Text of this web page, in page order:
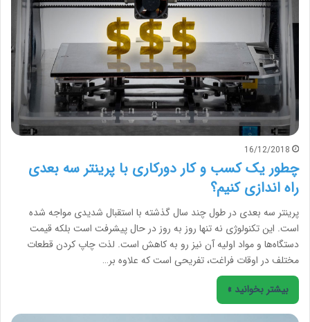
16/12/2018
چطور یک کسب و کار دورکاری با پرینتر سه بعدی
راه اندازی کنیم؟
پرینتر سه بعدی در طول چند سال گذشته با استقبال شدیدی مواجه شده
است. این تکنولوژی نه تنها روز به روز در حال پیشرفت است بلکه قیمت
دستگاه‌ها و مواد اولیه آن نیز رو به کاهش است. لذت چاپ کردن قطعات
مختلف در اوقات فراغت، تفریحی است که علاوه بر…
بیشتر بخوانید »